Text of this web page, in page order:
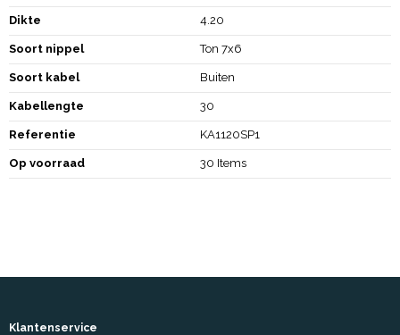
Dikte 4.20
Soort nippel Ton 7x6
Soort kabel Buiten
Kabellengte 30
Referentie KA1120SP1
Op voorraad 30 Items
Klantenservice